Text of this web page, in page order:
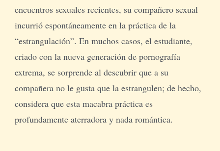
encuentros sexuales recientes, su compañero sexual
incurrió espontáneamente en la práctica de la
“estrangulación”. En muchos casos, el estudiante,
criado con la nueva generación de pornografía
extrema, se sorprende al descubrir que a su
compañera no le gusta que la estrangulen; de hecho,
considera que esta macabra práctica es
profundamente aterradora y nada romántica.